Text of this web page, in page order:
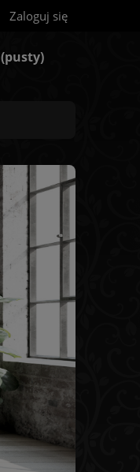
Zaloguj się
(pusty)